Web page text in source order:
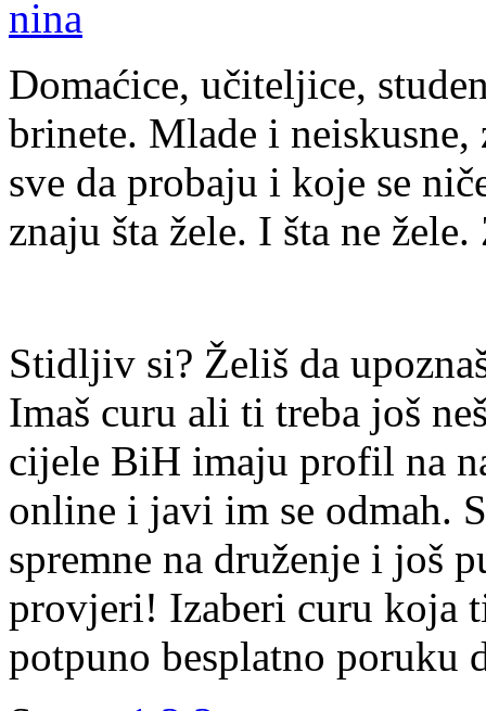
Domaćice, učiteljice,
brinete. Mlade i
sve da probaju i koje se
znaju šta žele. I šta ne
Stidljiv si? Želiš da
Imaš curu ali ti treba još
cijele BiH imaju profil na
online i javi im se odmah.
spremne na druženje i još
provjeri! Izaberi curu koja
potpuno besplatno poruku